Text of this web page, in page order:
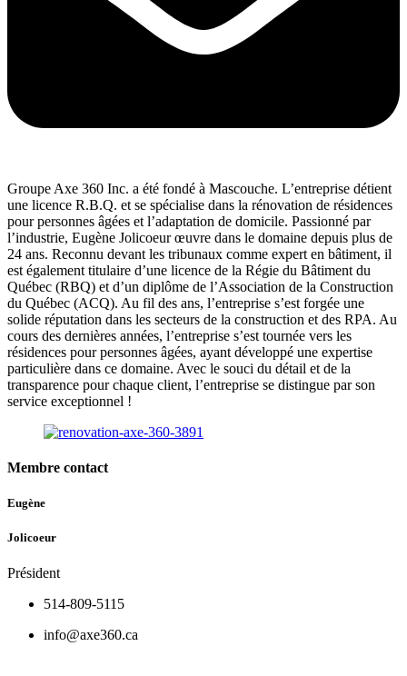
Groupe Axe 360 Inc. a été fondé à Mascouche. L’entreprise détient
une licence R.B.Q. et se spécialise dans la rénovation de résidences
pour personnes âgées et l’adaptation de domicile. Passionné par
l’industrie, Eugène Jolicoeur œuvre dans le domaine depuis plus de
24 ans. Reconnu devant les tribunaux comme expert en bâtiment, il
est également titulaire d’une licence de la Régie du Bâtiment du
Québec (RBQ) et d’un diplôme de l’Association de la Construction
du Québec (ACQ). Au fil des ans, l’entreprise s’est forgée une
solide réputation dans les secteurs de la construction et des RPA. Au
cours des dernières années, l’entreprise s’est tournée vers les
résidences pour personnes âgées, ayant développé une expertise
particulière dans ce domaine. Avec le souci du détail et de la
transparence pour chaque client, l’entreprise se distingue par son
service exceptionnel !
Membre contact
Eugène
Jolicoeur
Président
514-809-5115
info@axe360.ca